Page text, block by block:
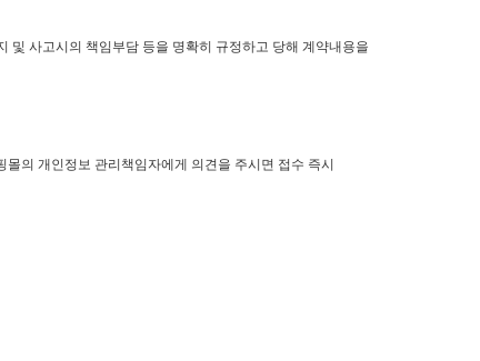
및 사고시의 책임부담 등을 명확히 규정하고 당해 계약내용을
의 개인정보 관리책임자에게 의견을 주시면 접수 즉시